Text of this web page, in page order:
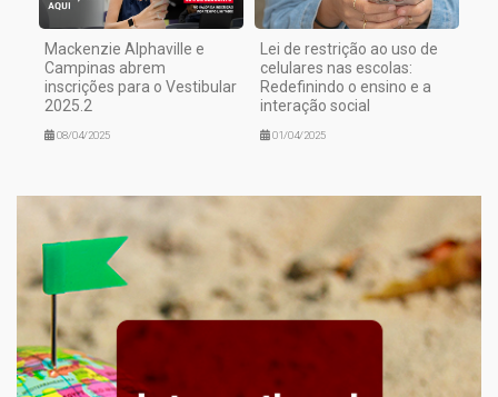
Mackenzie Alphaville e
Campinas abrem
inscrições para o Vestibular
2025.2
08/04/2025
Lei de restrição ao uso de
celulares nas escolas:
Redefinindo o ensino e a
interação social
01/04/2025